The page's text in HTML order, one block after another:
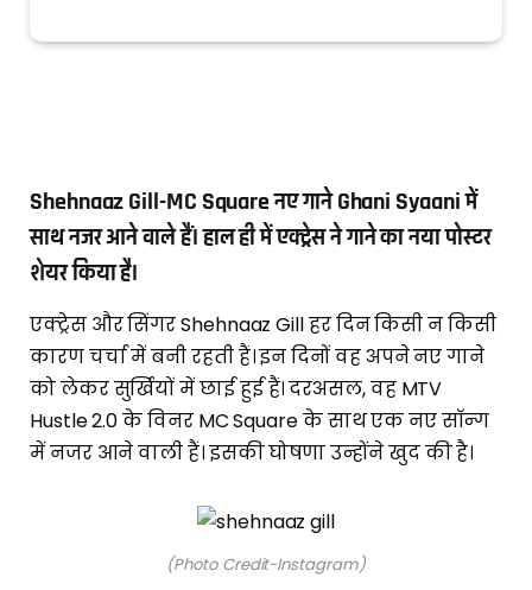
Shehnaaz Gill-MC Square नए गाने Ghani Syaani में
साथ नजर आने वाले हैं। हाल ही में एक्ट्रेस ने गाने का नया पोस्टर
शेयर किया है।
एक्ट्रेस और सिंगर Shehnaaz Gill हर दिन किसी न किसी
कारण चर्चा में बनी रहती हैं। इन दिनों वह अपने नए गाने
को लेकर सुर्खियों में छाई हुई हैं। दरअसल, वह MTV
Hustle 2.0 के विनर MC Square के साथ एक नए सॉन्ग
में नजर आने वाली हैं। इसकी घोषणा उन्होंने खुद की है।
(Photo Credit-Instagram)